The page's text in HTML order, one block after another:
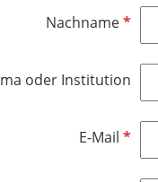
e
i
e
NachnameP
i
h
oder Institution
E-Mail P